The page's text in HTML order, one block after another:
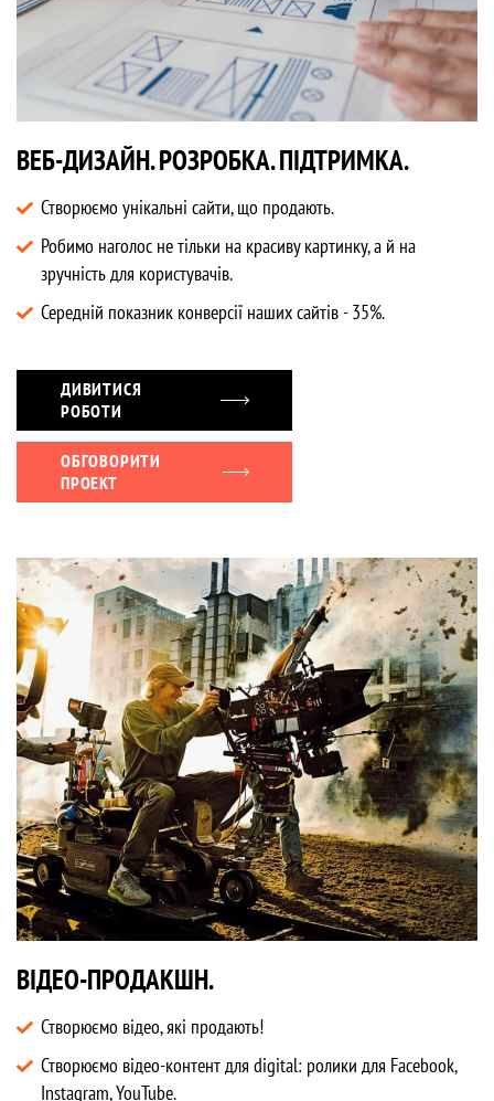
ВЕБ-ДИЗАЙН. РОЗРОБКА. ПІДТРИМКА.
Створюємо унікальні сайти, що продають.
Робимо наголос не тільки на красиву картинку, а й на
зручність для користувачів.
Середній показник конверсії наших сайтів - 35%.
ДИВИТИСЯ
РОБОТИ
ОБГОВОРИТИ
ПРОЕКТ
ВІДЕО-ПРОДАКШН.
Створюємо відео, які продають!
Створюємо відео-контент для digital: ролики для Facebook,
Instagram, YouTube.